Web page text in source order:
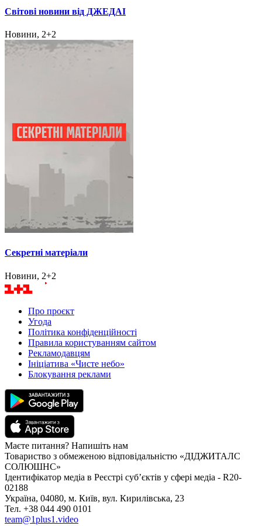
Світові новини від ДЖЕДАІ
Новини, 2+2
Секретні матеріали
Новини, 2+2
Про проєкт
Угода
Політика конфіденційності
Правила користуванням сайтом
Рекламодавцям
Ініціатива «Чисте небо»
Блокування реклами
Маєте питання? Напишіть нам
Товариство з обмеженою відповідальністю «ДІДЖИТАЛС
СОЛЮШНС»
Ідентифікатор медіа в Реєстрі суб’єктів у сфері медіа - R20-
02188
Україна, 04080, м. Київ, вул. Кирилівська, 23
Тел. +38 044 490 0101
team@1plus1.video